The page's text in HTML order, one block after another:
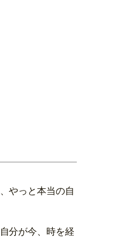
やっと本当の自
分が今、時を経